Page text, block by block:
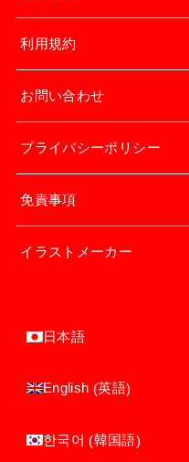
利用規約
お問い合わせ
プライバシーポリシー
免責事項
イラストメーカー
日本語
English (英語)
한국어 (韓国語)